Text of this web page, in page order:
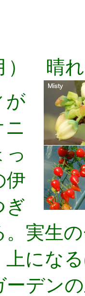
） 晴れ
が
っ
伊
ぎ
。実生
上にな
ーデン